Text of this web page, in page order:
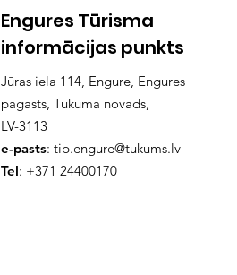
Engures Tūrisma
informācijas punkts
Jūras iela 114, Engure, Engures
pagasts, Tukuma novads,
LV-3113
e-pasts: tip.engure@tukums.lv
Tel: +371 24400170